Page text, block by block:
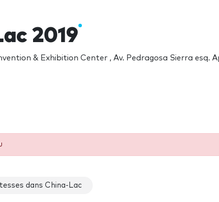
2019
& Exhibition Center , Av. Pedragosa Sierra esq.
dans China-Lac